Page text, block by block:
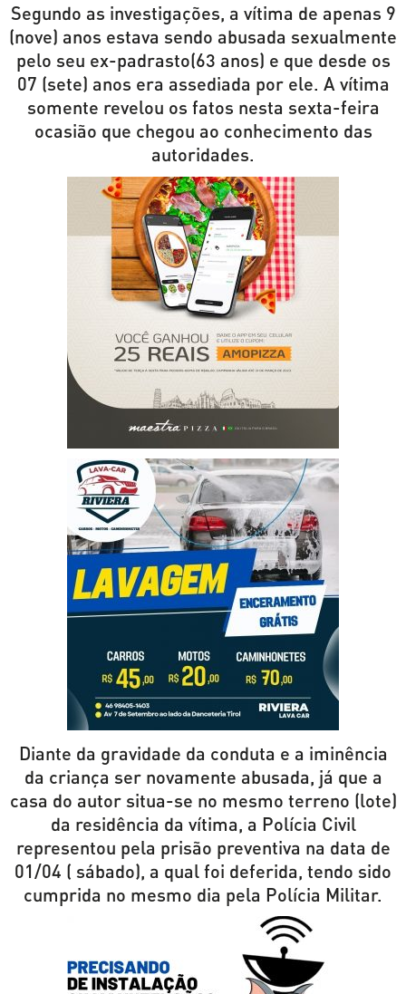
Segundo as investigações, a vítima de apenas 9
(nove) anos estava sendo abusada sexualmente
pelo seu ex-padrasto(63 anos) e que desde os
07 (sete) anos era assediada por ele. A vítima
somente revelou os fatos nesta sexta-feira
ocasião que chegou ao conhecimento das
autoridades.
Diante da gravidade da conduta e a iminência
da criança ser novamente abusada, já que a
casa do autor situa-se no mesmo terreno (lote)
da residência da vítima, a Polícia Civil
representou pela prisão preventiva na data de
01/04 ( sábado), a qual foi deferida, tendo sido
cumprida no mesmo dia pela Polícia Militar.